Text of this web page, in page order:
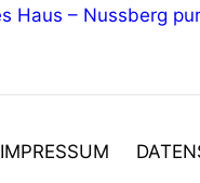
IMPRESSUM